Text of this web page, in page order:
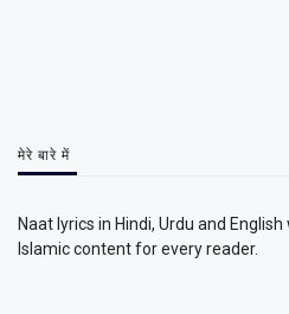
मेरे बारे में
Naat lyrics in Hindi, Urdu and
Islamic content for every reader.